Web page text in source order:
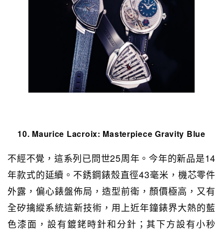
10. Maurice Lacroix: Masterpiece Gravity Blue
不經不覺，這系列已問世25周年。今年的新品是14
年款式的延續。不銹鋼錶殼直徑43毫米，機芯零件
外露，偏心錶盤佈局，造型前衛，顏價極高，又有
全矽擒縱系統這新技術，用上近年鐘錶界大熱的藍
色漆面，設有鍍銠時針和分針；其下方設有小秒